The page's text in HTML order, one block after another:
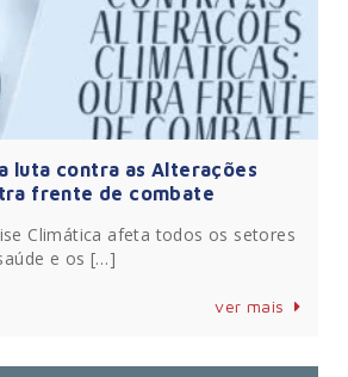
luta contra as Alterações
frente de combate
Climática afeta todos os setores
e os […]
ver mais